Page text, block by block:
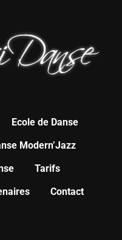
Ecole de Danse
Modern’Jazz
Tarifs
Contact